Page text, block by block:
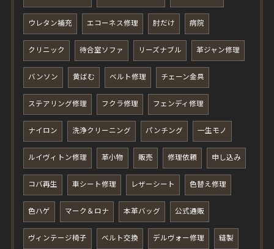
ウレタン補充 エコーネス修理 肘だけ 病院
クリニック 待合室ソファ リーズナブル 革ジャン修理
バンソン 黄ばむ ベルト修理 チェーン金具
ステアリング修理 フクラ修理 フェンディ修理
ナイロン 洗浄クリーニング パンチング 一生モノ
ルイヴィトン修理 革小物 販売 修理依頼 申し込み
コバ再生 車シート修理 レザーシート 色替え修理
色ハゲ マーク＆ロナ 本革バッグ 公式通販
ヴィンテージ椅子 ベルト交換 デルヴォー修理 縫製